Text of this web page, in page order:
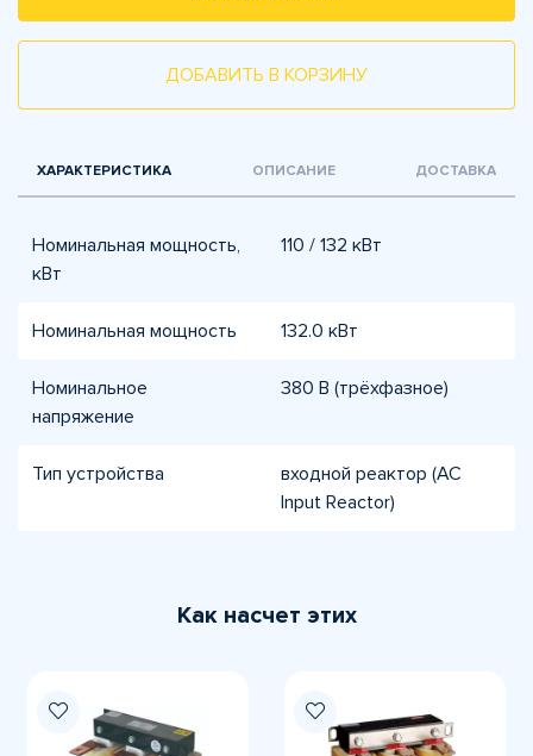
ДОБАВИТЬ В КОРЗИНУ
ХАРАКТЕРИСТИКА ОПИСАНИЕ ДОСТАВКА
Номинальная мощность,
кВт
110 / 132 кВт
Номинальная мощность 132.0 кВт
Номинальное
напряжение
380 В (трёхфазное)
Тип устройства
входной реактор (AC
Input Reactor)
Как насчет этих